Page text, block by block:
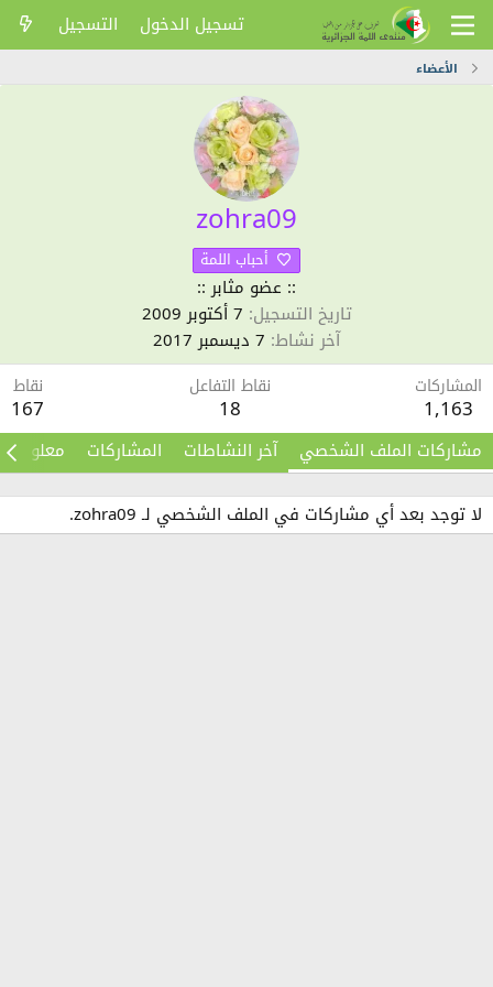
تسجيل الدخول التسجيل
الأعضاء
zohra09
أحباب اللمة
:: عضو مثابر ::
تاريخ التسجيل 7 أكتوبر 2009
آخر نشاط 7 ديسمبر 2017
المشاركات
1,163
نقاط التفاعل
18
نقاط
167
مشاركات الملف الشخصي آخر النشاطات المشاركات معلومات
لا توجد بعد أي مشاركات في الملف الشخصي لـ zohra09.